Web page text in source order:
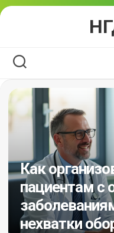
Перейти
Как
пациентам с
нехватки